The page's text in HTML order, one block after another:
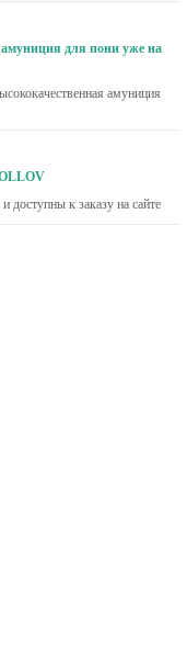
амуниция для пони уже на
амуниция
доступны к заказу на сайте